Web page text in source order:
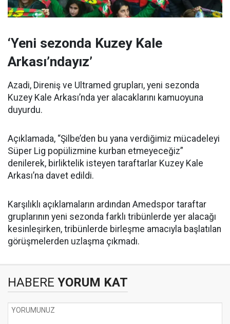
‘Yeni sezonda Kuzey Kale
Arkası’ndayız’
Azadi, Direniş ve Ultramed grupları, yeni sezonda
Kuzey Kale Arkası’nda yer alacaklarını kamuoyuna
duyurdu.
Açıklamada, “Şilbe’den bu yana verdiğimiz mücadeleyi
Süper Lig popülizmine kurban etmeyeceğiz”
denilerek, birliktelik isteyen taraftarlar Kuzey Kale
Arkası’na davet edildi.
Karşılıklı açıklamaların ardından Amedspor taraftar
gruplarının yeni sezonda farklı tribünlerde yer alacağı
kesinleşirken, tribünlerde birleşme amacıyla başlatılan
görüşmelerden uzlaşma çıkmadı.
HABERE YORUM KAT